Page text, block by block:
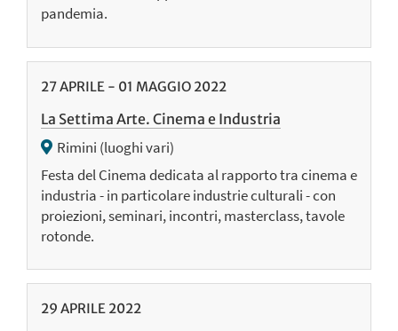
pandemia.
27APRILE - 01 MAGGIO 2022
La Settima Arte. Cinema e Industria
Rimini (luoghi vari)
Festa del Cinema dedicata al rapporto tra cinema e
industria - in particolare industrie culturali - con
proiezioni, seminari, incontri, masterclass, tavole
rotonde.
29 APRILE 2022